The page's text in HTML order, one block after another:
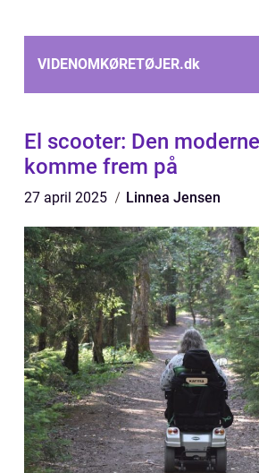
VIDENOMKØRETØJER.dk
El scooter: Den
komme frem på
27 april 2025 Linnea Jensen